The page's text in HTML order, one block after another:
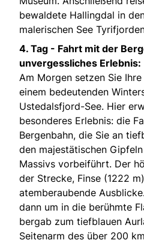
bewaldete Hallingdal in
malerischen See
4. Tag - Fahrt mit der
unvergessliches Erlebnis:
Am Morgen setzen Sie
einem bedeutenden
Ustedalsfjord-See. Hier
besonderes Erlebnis: die
Bergenbahn, die Sie an
den majestätischen
Massivs vorbeiführt. Der
der Strecke, Finse (1222
atemberaubende
dann um in die berühmte
bergab zum tiefblauen
Seitenarm des über 200